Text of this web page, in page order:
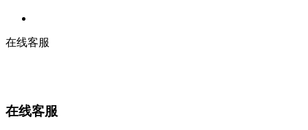
在线客服
在线客服